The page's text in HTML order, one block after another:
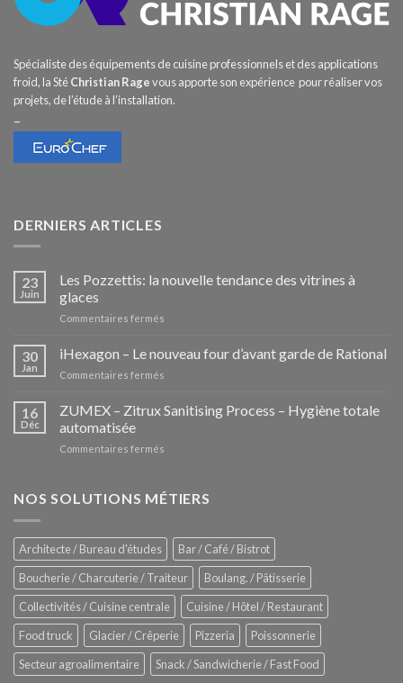
Spécialiste des équipements de cuisine professionnels et des applications
froid, la StéChristian Ragevous apporte son expérience pour réaliser vos
projets, de l’étude à l’installation.
–
DERNIERS ARTICLES
23
Juin
Les Pozzettis: la nouvelle tendance des vitrines à
glaces
Commentaires fermés
Pozzettis:
des
30
Jan
iHexagon – Le nouveau four d’avant garde de Rational
Commentaires fermés
–
de
16
Déc
ZUMEX – Zitrux Sanitising Process – Hygiène totale
automatisée
Commentaires fermés
Zitrux
–
Hygiène
totale
automatisée
NOS SOLUTIONS MÉTIERS
Architecte / Bureau d'études
Bar / Café / Bistrot
Boucherie / Charcuterie / Traiteur
Boulang. / Pâtisserie
Collectivités / Cuisine centrale
Cuisine / Hôtel / Restaurant
Food truck
Glacier / Crêperie Pizzeria
Poissonnerie
Secteur agroalimentaire
Snack / Sandwicherie / Fast Food